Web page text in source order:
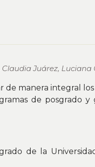
Juárez, Luciana
manera integral
de posgrado
de la